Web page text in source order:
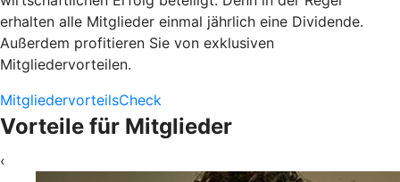
erhalten alle Mitglieder einmal jährlich eine Dividende.
Außerdem profitieren Sie von exklusiven
Mitgliedervorteilen.
MitgliedervorteilsCheck
Vorteile für Mitglieder
‹